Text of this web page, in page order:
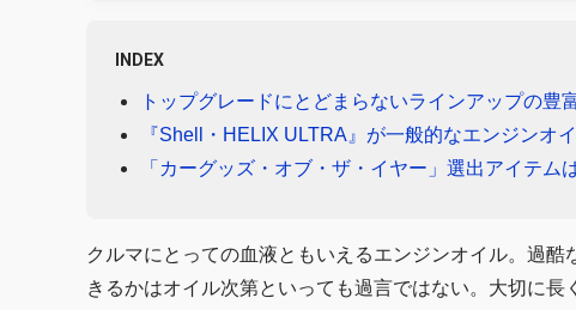
INDEX
トップグレードにとどまらないラインアップの豊
『Shell・HELIX ULTRA』が一般的なエンジンオ
「カーグッズ・オブ・ザ・イヤー」選出アイテム
クルマにとっての血液ともいえるエンジンオイル。過
きるかはオイル次第といっても過言ではない。大切に